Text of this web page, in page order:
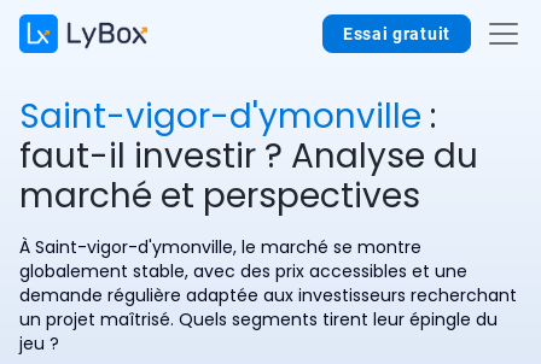
Essai gratuit
Saint-vigor-d'ymonville :
faut-il investir ? Analyse du
marché et perspectives
À Saint-vigor-d'ymonville, le marché se montre
globalement stable, avec des prix accessibles et une
demande régulière adaptée aux investisseurs recherchant
un projet maîtrisé. Quels segments tirent leur épingle du
jeu ?